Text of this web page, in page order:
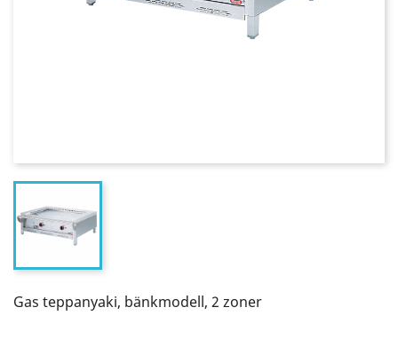
Gas teppanyaki, bänkmodell, 2 zoner